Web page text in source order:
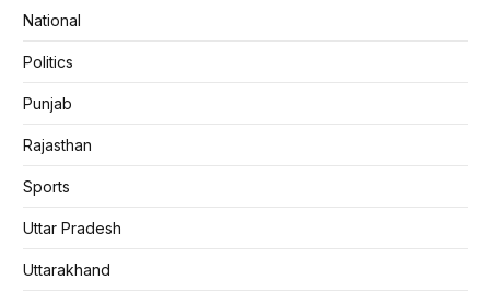
National
Politics
Punjab
Rajasthan
Sports
Uttar Pradesh
Uttarakhand